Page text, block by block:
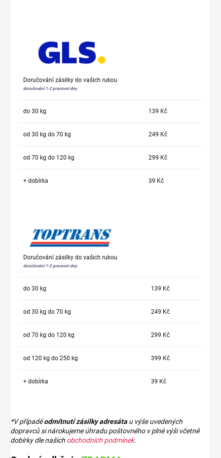
Doručování zásilky do vašich rukou
doručování 1-2 pracovní dny
do 30 kg 139 Kč
od 30 kg do 70 kg 249 Kč
od 70 kg do 120 kg 299 Kč
+ dobírka 39 Kč
Doručování zásilky do vašich rukou
doručování 1-2 pracovní dny
do 30 kg 139 Kč
od 30 kg do 70 kg 249 Kč
od 70 kg do 120 kg 299 Kč
od 120 kg do 250 kg 399 Kč
+ dobírka 39 Kč
*V případěodmítnutí zásilky adresáta u výše uvedených
dopravců si nárokujeme úhradu poštovného v plné výši včetně
dobírky dle našich obchodních podmínek.